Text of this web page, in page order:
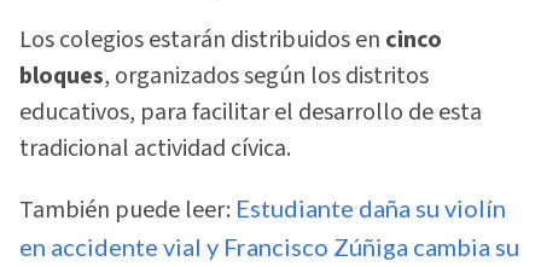
Los colegios estarán distribuidos en cinco
bloques, organizados según los distritos
educativos, para facilitar el desarrollo de esta
tradicional actividad cívica.
También puede leer: Estudiante daña su violín
en accidente vial y Francisco Zúñiga cambia su